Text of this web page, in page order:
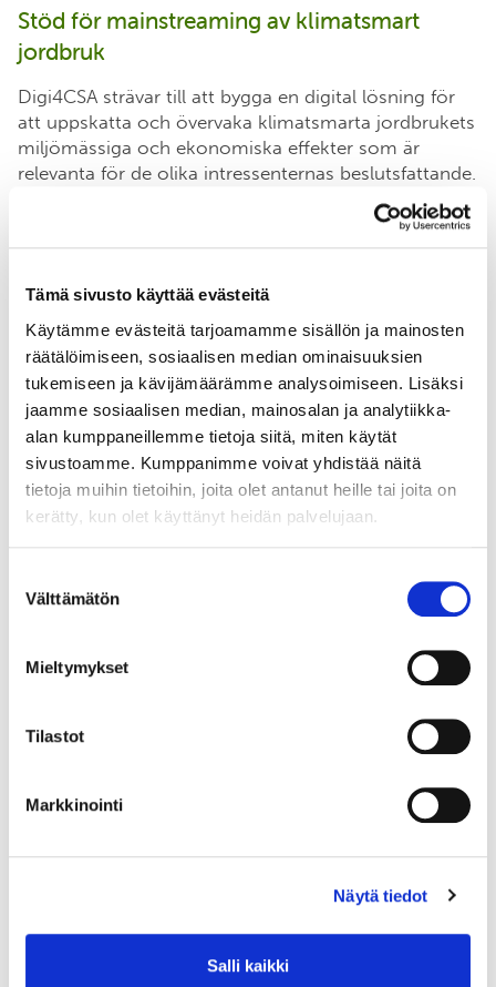
Tämä sivusto käyttää evästeitä
Käytämme evästeitä tarjoamamme sisällön ja mainosten
räätälöimiseen, sosiaalisen median ominaisuuksien
tukemiseen ja kävijämäärämme analysoimiseen. Lisäksi
jaamme sosiaalisen median, mainosalan ja analytiikka-
alan kumppaneillemme tietoja siitä, miten käytät
sivustoamme. Kumppanimme voivat yhdistää näitä
tietoja muihin tietoihin, joita olet antanut heille tai joita on
kerätty, kun olet käyttänyt heidän palvelujaan.
valinta
Välttämätön
Mieltymykset
Tilastot
Markkinointi
Näytä tiedot
Salli kaikki
Stöd för mainstreaming av klimatsmart
jordbruk
Digi4CSA strävar till att bygga en digital lösning för
att uppskatta och övervaka klimatsmarta jordbrukets
miljömässiga och ekonomiska effekter som är
relevanta för de olika intressenternas beslutsfattande.
Denna digitala lösning består av ett IT-system som
integrerar mätningar, modeller och dataanalyser och
levererar resultaten till de olika intressenterna genom
applikationsprogrammeringsgränssnitt (API). Ett
sådant system stödjer alltså uppskalningen av CSA till
en branschstandard inom det finska jordbruket.
Detta arbete baseras på projektparternas nuvarande
Field Observatory-systemsom redan representerar
den första prototypen av en sådan digital lösning.
Läs projektparternas vetenskapliga
utveckla en metod för att i) samla in nödvändig
data från gårdar och leveranskedjor, ii) integrera
dessa data med IT-systemet för CSA:s effekter
förbättra intressenternas (bönder, företag,
beslutsfattare och konsumenter) nuvarande
beslutsstödsystem med den utvecklade digitala
beslut i det komplexa beslutsfattandet,
skapa prototyper av den digitala lösningen och
API:erna som kvantifierar CSA:s effekter för olika